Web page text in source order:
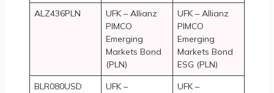
ALZ436PLN
UFK – Allianz
PIMCO
Emerging
Markets Bond
(PLN)
UFK – Allianz
PIMCO
Emerging
Markets Bond
ESG (PLN)
BLR080USD
UFK –
UFK –